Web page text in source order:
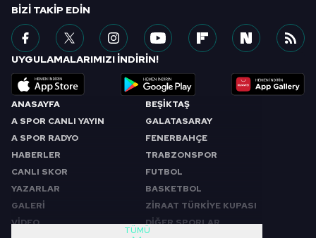
ANASAYFA
A SPOR CANLI YAYIN
A SPOR RADYO
HABERLER
CANLI SKOR
YAZARLAR
GALERİ
VİDEO
BEŞİKTAŞ
GALATASARAY
FENERBAHÇE
TRABZONSPOR
FUTBOL
BASKETBOL
ZİRAAT TÜRKİYE KUPASI
DİĞER SPORLAR
TÜMÜ
BIZI TAKIP EDIN
UYGULAMALARIMIZI İNDİRİN!